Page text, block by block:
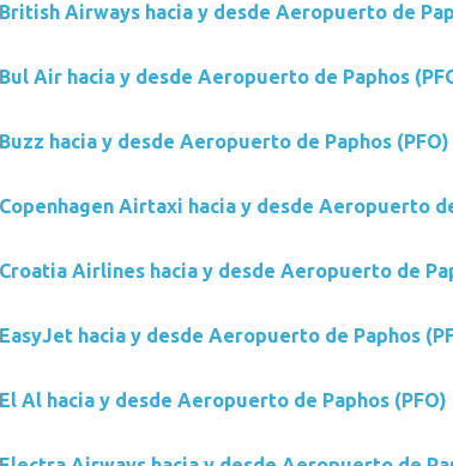
Airways hacia y desde Aeropuerto de
Air hacia y desde Aeropuerto de Paphos
hacia y desde Aeropuerto de Paphos (PFO)
Airtaxi hacia y desde Aeropuerto
Airlines hacia y desde Aeropuerto de
hacia y desde Aeropuerto de Paphos
Al hacia y desde Aeropuerto de Paphos (PFO)